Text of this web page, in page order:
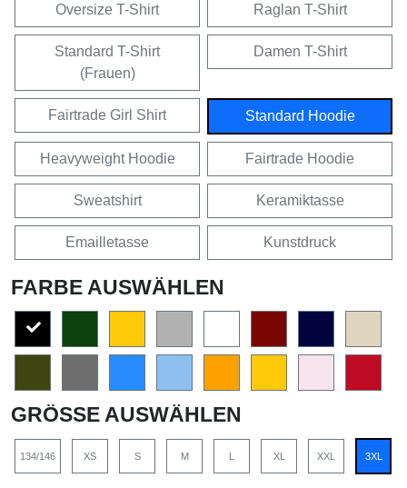
Oversize T-Shirt Raglan T-Shirt
Standard T-Shirt
(Frauen)
Damen T-Shirt
Fairtrade Girl Shirt Standard Hoodie
Heavyweight Hoodie Fairtrade Hoodie
Sweatshirt Keramiktasse
Emailletasse Kunstdruck
FARBE AUSWÄHLEN
GRÖSSE AUSWÄHLEN
134/146 XS S M L XL XXL 3XL